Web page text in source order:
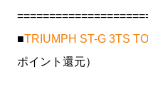
■TRIUMPH ST-G 3TS
ポイント還元）